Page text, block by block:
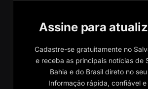
Assine para
Cadastre-se gratuitamente no
e receba as principais notícias de
Bahia e do Brasil direto no
Informação rápida, confiável